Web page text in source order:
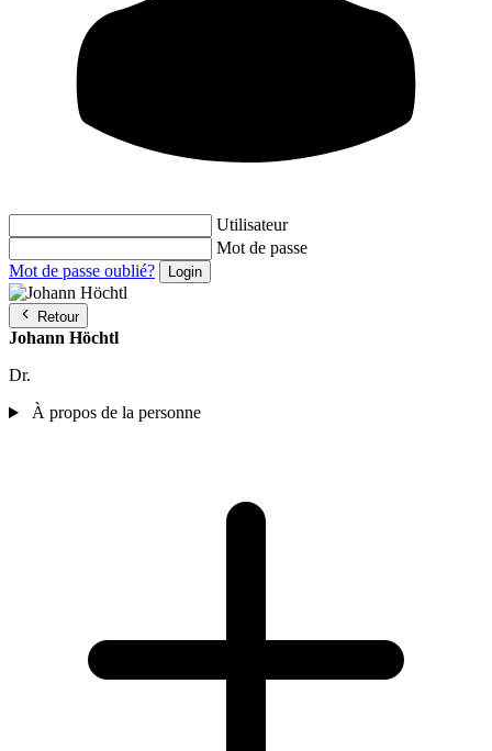
Utilisateur
Mot de passe
Mot de passe oublié?
Retour
Johann Höchtl
Dr.
À propos de la personne